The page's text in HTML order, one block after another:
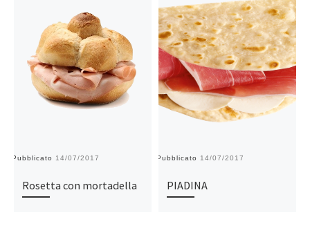
Pubblicato 14/07/2017
Rosetta con mortadella
Pubblicato 14/07/2017
PIADINA